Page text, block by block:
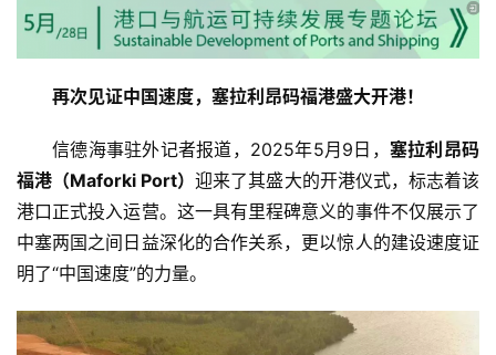
再次见证中国速度，塞拉利昂码福港盛大开港！
信德海事驻外记者报道，2025年5月9日， 塞拉利昂码
福港（Maforki Port）迎来了其盛大的开港仪式，标志着该
港口正式投入运营。这一具有里程碑意义的事件不仅展示了
中塞两国之间日益深化的合作关系，更以惊人的建设速度证
明了“中国速度”的力量。